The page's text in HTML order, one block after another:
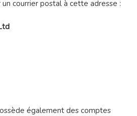
courrier postal à cette adresse :
également des comptes